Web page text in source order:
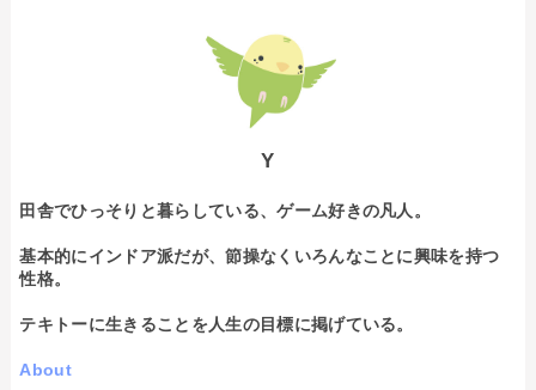
Y
田舎でひっそりと暮らしている、ゲーム好きの凡人。
基本的にインドア派だが、節操なくいろんなことに興味を持つ
性格。
テキトーに生きることを人生の目標に掲げている。
About